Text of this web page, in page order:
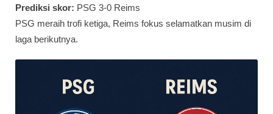
Prediksi skor: PSG 3-0 Reims
PSG meraih trofi ketiga, Reims fokus selamatkan musim di
laga berikutnya.